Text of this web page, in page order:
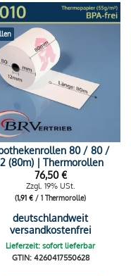
80 / 80 /
(80m) | Thermorollen
76,50€
Zzgl. 19% USt.
(1,91€ / 1 Thermorolle)
deutschlandweit
versandkostenfrei
Lieferzeit: sofort lieferbar
GTIN: 4260417550628